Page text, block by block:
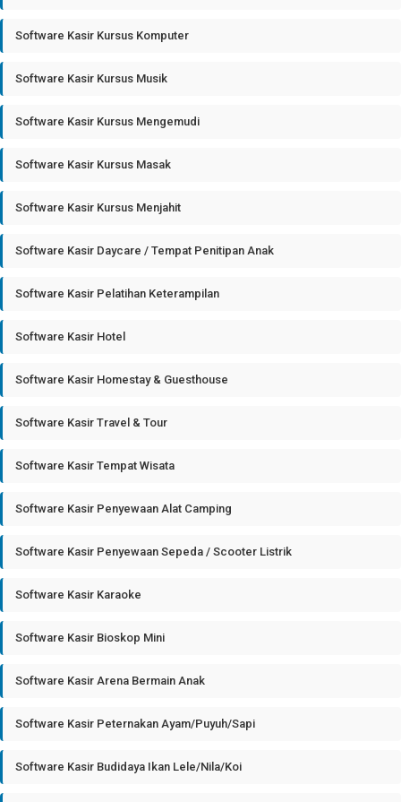
Software Kasir Kursus Komputer
Software Kasir Kursus Musik
Software Kasir Kursus Mengemudi
Software Kasir Kursus Masak
Software Kasir Kursus Menjahit
Software Kasir Daycare / Tempat Penitipan Anak
Software Kasir Pelatihan Keterampilan
Software Kasir Hotel
Software Kasir Homestay & Guesthouse
Software Kasir Travel & Tour
Software Kasir Tempat Wisata
Software Kasir Penyewaan Alat Camping
Software Kasir Penyewaan Sepeda / Scooter Listrik
Software Kasir Karaoke
Software Kasir Bioskop Mini
Software Kasir Arena Bermain Anak
Software Kasir Peternakan Ayam/Puyuh/Sapi
Software Kasir Budidaya Ikan Lele/Nila/Koi